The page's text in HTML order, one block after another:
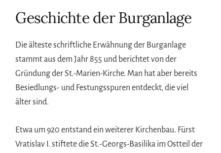
Geschichte der Burganlage
Die älteste schriftliche Erwähnung der Burganlage
stammt aus dem Jahr 855 und berichtet von der
Gründung der St.-Marien-Kirche. Man hat aber bereits
Besiedlungs- und Festungsspuren entdeckt, die viel
älter sind.
Etwa um 920 entstand ein weiterer Kirchenbau. Fürst
Vratislav I. stiftete die St.-Georgs-Basilika im Ostteil der